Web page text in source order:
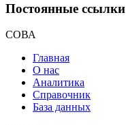
Постоянные ссылки
СОВА
Главная
О нас
Аналитика
Справочник
База данных